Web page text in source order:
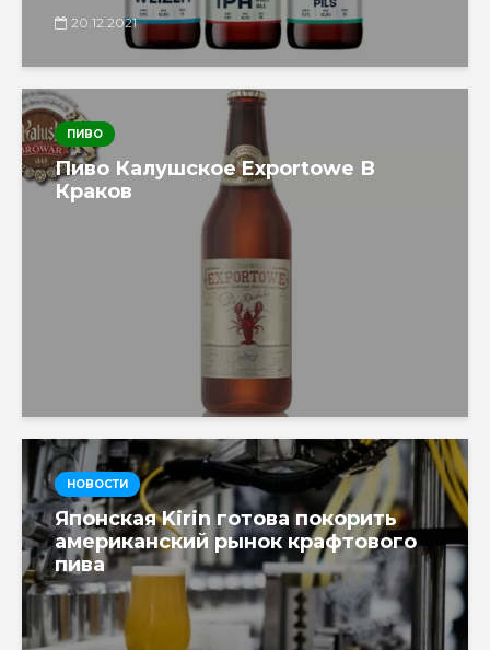
20.12.2021
ПИВО
Пиво Калушское Exportowe В
Краков
НОВОСТИ
Японская Kirin готова покорить
американский рынок крафтового
пива